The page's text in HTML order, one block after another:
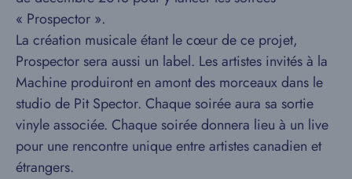
« Prospector ».
La création musicale étant le cœur de ce projet,
Prospector sera aussi un label. Les artistes invités à la
Machine produiront en amont des morceaux dans le
studio de Pit Spector. Chaque soirée aura sa sortie
vinyle associée. Chaque soirée donnera lieu à un live
pour une rencontre unique entre artistes canadien et
étrangers.